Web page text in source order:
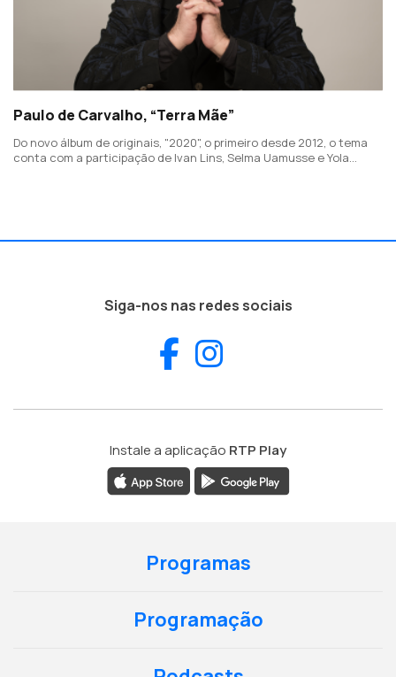
Paulo de Carvalho, “Terra Mãe”
Do novo álbum de originais, "2020", o primeiro desde 2012, o tema
conta com a participação de Ivan Lins, Selma Uamusse e Yola
Siga-nos nas redes sociais
Facebook
Instale a aplicação RTP Play
Programas
Programação